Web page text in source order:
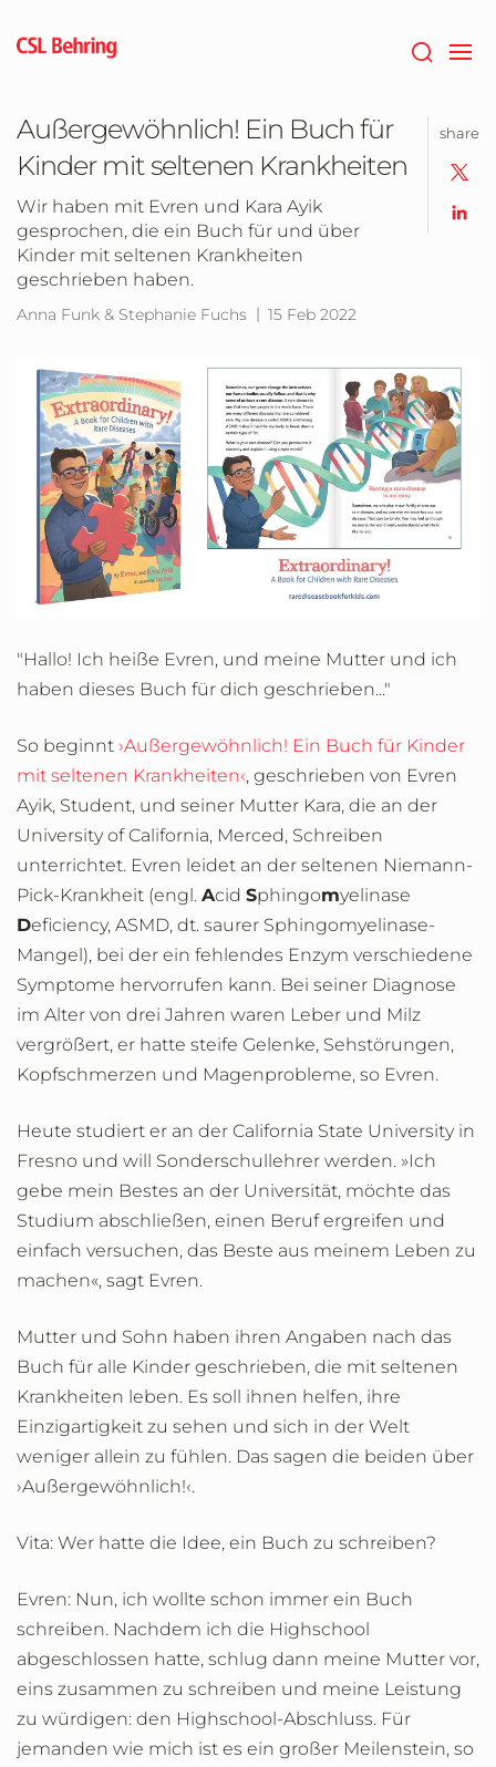
Hauptinhalt
springen
Außergewöhnlich! Ein Buch für
Kinder mit seltenen Krankheiten
Wir haben mit Evren und Kara Ayik
gesprochen, die ein Buch für und über
Kinder mit seltenen Krankheiten
geschrieben haben.
Anna Funk & Stephanie Fuchs 15 Feb 2022
"Hallo! Ich heiße Evren, und meine Mutter und ich
haben dieses Buch für dich geschrieben..."
So beginnt ›Außergewöhnlich! Ein Buch für Kinder
mit seltenen Krankheiten‹, geschrieben von Evren
Ayik, Student, und seiner Mutter Kara, die an der
University of California, Merced, Schreiben
unterrichtet. Evren leidet an der seltenen Niemann-
Pick-Krankheit (engl. Acid Sphingomyelinase
Deficiency, ASMD, dt. saurer Sphingomyelinase-
Mangel), bei der ein fehlendes Enzym verschiedene
Symptome hervorrufen kann. Bei seiner Diagnose
im Alter von drei Jahren waren Leber und Milz
vergrößert, er hatte steife Gelenke, Sehstörungen,
Kopfschmerzen und Magenprobleme, so Evren.
Heute studiert er an der California State University in
Fresno und will Sonderschullehrer werden. »Ich
gebe mein Bestes an der Universität, möchte das
Studium abschließen, einen Beruf ergreifen und
einfach versuchen, das Beste aus meinem Leben zu
machen«, sagt Evren.
Mutter und Sohn haben ihren Angaben nach das
Buch für alle Kinder geschrieben, die mit seltenen
Krankheiten leben. Es soll ihnen helfen, ihre
Einzigartigkeit zu sehen und sich in der Welt
weniger allein zu fühlen. Das sagen die beiden über
›Außergewöhnlich!‹.
Vita: Wer hatte die Idee, ein Buch zu schreiben?
Evren: Nun, ich wollte schon immer ein Buch
schreiben. Nachdem ich die Highschool
abgeschlossen hatte, schlug dann meine Mutter vor,
eins zusammen zu schreiben und meine Leistung
zu würdigen: den Highschool-Abschluss. Für
jemanden wie mich ist es ein großer Meilenstein, so
share